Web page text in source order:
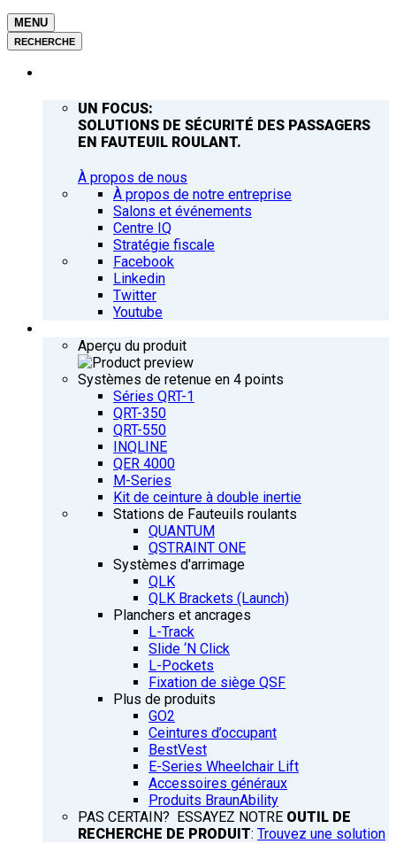
MENU
RECHERCHE
UN FOCUS:
SOLUTIONS DE SÉCURITÉ DES PASSAGERS
EN FAUTEUIL ROULANT.
À propos de nous
À propos de notre entreprise
Salons et événements
Centre IQ
Stratégie fiscale
Facebook
Linkedin
Twitter
Youtube
Aperçu du produit
Systèmes de retenue en 4 points
Séries QRT-1
QRT-350
QRT-550
INQLINE
QER 4000
M-Series
Kit de ceinture à double inertie
Stations de Fauteuils roulants
QUANTUM
QSTRAINT ONE
Systèmes d'arrimage
QLK
QLK Brackets (Launch)
Planchers et ancrages
L-Track
Slide ‘N Click
L-Pockets
Fixation de siège QSF
Plus de produits
GO2
Ceintures d’occupant
BestVest
E-Series Wheelchair Lift
Accessoires généraux
Produits BraunAbility
PAS CERTAIN? ESSAYEZ NOTRE OUTIL DE
RECHERCHE DE PRODUIT: Trouvez une solution